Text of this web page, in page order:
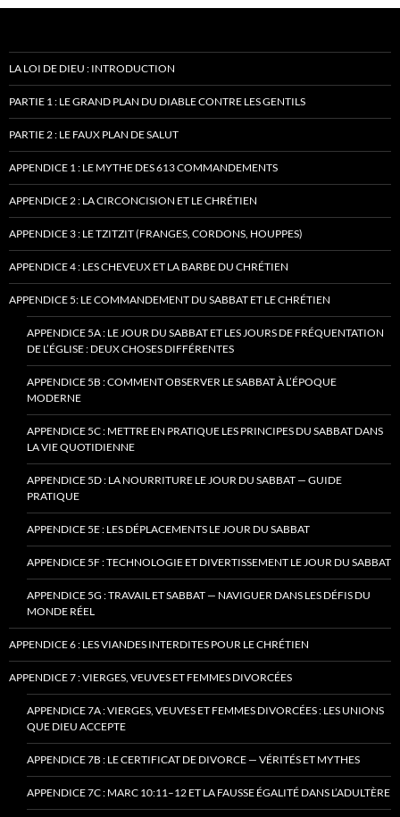
LA LOI DE DIEU : INTRODUCTION
PARTIE 1 : LE GRAND PLAN DU DIABLE CONTRE LES GENTILS
PARTIE 2 : LE FAUX PLAN DE SALUT
APPENDICE 1 : LE MYTHE DES 613 COMMANDEMENTS
APPENDICE 2 : LA CIRCONCISION ET LE CHRÉTIEN
APPENDICE 3 : LE TZITZIT (FRANGES, CORDONS, HOUPPES)
APPENDICE 4 : LES CHEVEUX ET LA BARBE DU CHRÉTIEN
APPENDICE 5: LE COMMANDEMENT DU SABBAT ET LE CHRÉTIEN
APPENDICE 5A : LE JOUR DU SABBAT ET LES JOURS DE FRÉQUENTATION
DE L’ÉGLISE : DEUX CHOSES DIFFÉRENTES
APPENDICE 5B : COMMENT OBSERVER LE SABBAT À L’ÉPOQUE
MODERNE
APPENDICE 5C : METTRE EN PRATIQUE LES PRINCIPES DU SABBAT DANS
LA VIE QUOTIDIENNE
APPENDICE 5D : LA NOURRITURE LE JOUR DU SABBAT — GUIDE
PRATIQUE
APPENDICE 5E : LES DÉPLACEMENTS LE JOUR DU SABBAT
APPENDICE 5F : TECHNOLOGIE ET DIVERTISSEMENT LE JOUR DU SABBAT
APPENDICE 5G : TRAVAIL ET SABBAT — NAVIGUER DANS LES DÉFIS DU
MONDE RÉEL
APPENDICE 6 : LES VIANDES INTERDITES POUR LE CHRÉTIEN
APPENDICE 7 : VIERGES, VEUVES ET FEMMES DIVORCÉES
APPENDICE 7A : VIERGES, VEUVES ET FEMMES DIVORCÉES : LES UNIONS
QUE DIEU ACCEPTE
APPENDICE 7B : LE CERTIFICAT DE DIVORCE — VÉRITÉS ET MYTHES
APPENDICE 7C : MARC 10:11–12 ET LA FAUSSE ÉGALITÉ DANS L’ADULTÈRE